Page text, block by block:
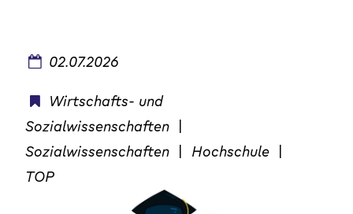
02.07.2026
Wirtschafts- und
Sozialwissenschaften |
Sozialwissenschaften | Hochschule |
TOP